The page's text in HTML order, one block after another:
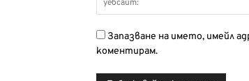
Запазване на името, имейл
коментирам.